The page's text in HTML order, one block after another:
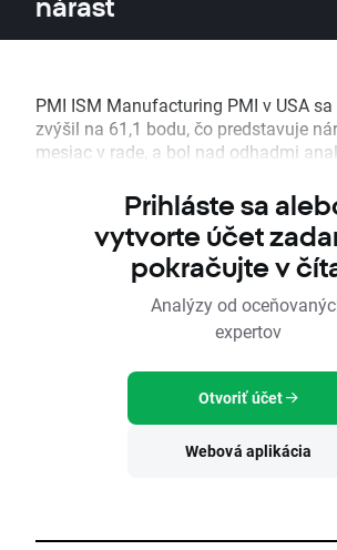
nárast
PMI ISM Manufacturing PMI v USA
zvýšil na 61,1 bodu, čo predstavuje
mesiac v rade, a bol nad odhadmi
Prihláste sa
vytvorte účet
pokračujte v
Analýzy od
expertov
Otvoriť účet
Webová aplikácia